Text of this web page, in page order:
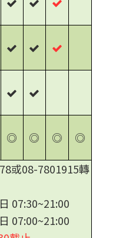
◎ ◎ ◎ ◎
或08-7801915轉
07:30~21:00
07:00~21:00